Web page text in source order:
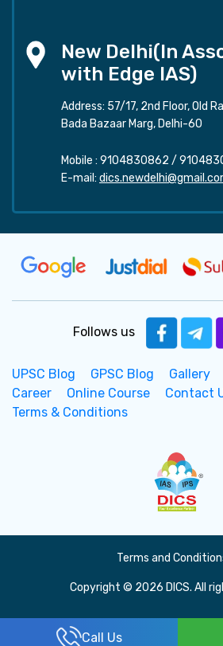
New Delhi(In
with Edge IAS)
Address: 57/17, 2nd Floor, Old
Bada Bazaar Marg, Delhi-60
Mobile : 9104830862 /
E-mail:
Follows us
UPSC Blog GPSC Blog Gallery
Career
Online Course Contact
Terms & Conditions
Terms and
Copyright © 2026 DICS. All
Call Us